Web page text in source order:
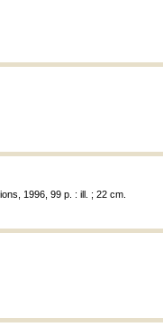
1996, 99 p. : ill. ; 22 cm.